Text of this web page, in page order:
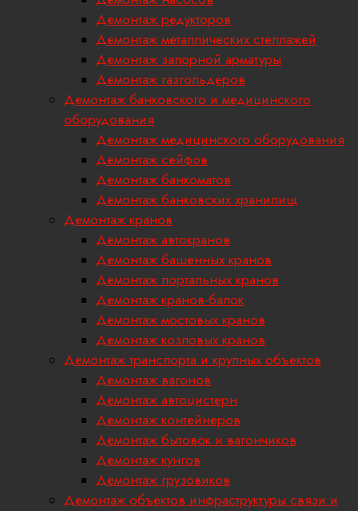
Демонтаж редукторов
Демонтаж металлических стеллажей
Демонтаж запорной арматуры
Демонтаж газгольдеров
Демонтаж банковского и медицинского
оборудования
Демонтаж медицинского оборудования
Демонтаж сейфов
Демонтаж банкоматов
Демонтаж банковских хранилищ
Демонтаж кранов
Демонтаж автокранов
Демонтаж башенных кранов
Демонтаж портальных кранов
Демонтаж кранов-балок
Демонтаж мостовых кранов
Демонтаж козловых кранов
Демонтаж транспорта и крупных объектов
Демонтаж вагонов
Демонтаж автоцистерн
Демонтаж контейнеров
Демонтаж бытовок и вагончиков
Демонтаж кунгов
Демонтаж грузовиков
Демонтаж объектов инфраструктуры связи и